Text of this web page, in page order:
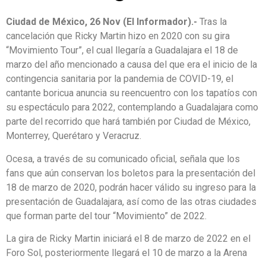
Ciudad de México, 26 Nov (El Informador).- Tras la
cancelación que Ricky Martin hizo en 2020 con su gira
“Movimiento Tour”, el cual llegaría a Guadalajara el 18 de
marzo del año mencionado a causa del que era el inicio de la
contingencia sanitaria por la pandemia de COVID-19, el
cantante boricua anuncia su reencuentro con los tapatíos con
su espectáculo para 2022, contemplando a Guadalajara como
parte del recorrido que hará también por Ciudad de México,
Monterrey, Querétaro y Veracruz.
Ocesa, a través de su comunicado oficial, señala que los
fans que aún conservan los boletos para la presentación del
18 de marzo de 2020, podrán hacer válido su ingreso para la
presentación de Guadalajara, así como de las otras ciudades
que forman parte del tour “Movimiento” de 2022.
La gira de Ricky Martin iniciará el 8 de marzo de 2022 en el
Foro Sol, posteriormente llegará el 10 de marzo a la Arena